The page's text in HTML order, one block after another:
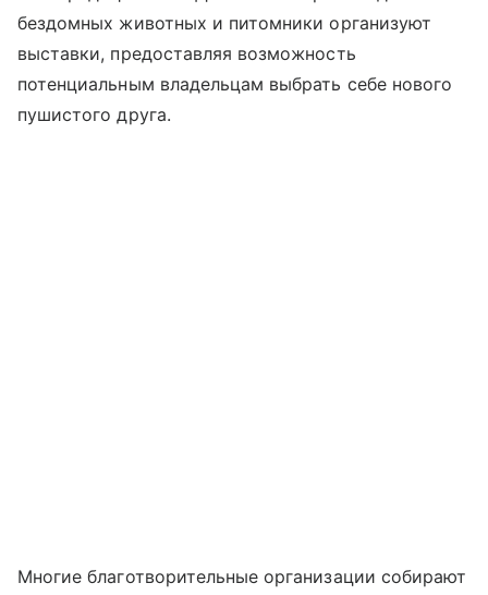
бездомных животных и питомники организуют
выставки, предоставляя возможность
потенциальным владельцам выбрать себе нового
пушистого друга.
Многие благотворительные организации собирают